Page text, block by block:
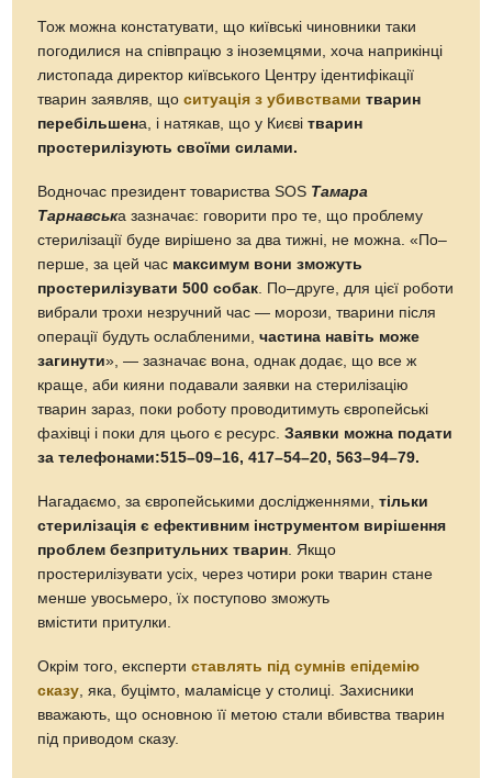
Тож можна констатувати, що київські чиновники таки
погодилися на співпрацю з іноземцями, хоча наприкінці
листопада директор київського Центру ідентифікації
тварин заявляв, щоситуація з убивствами тварин
перебільшена, і натякав, що у Києвітварин
простерилізують своїми силами.
Водночас президент товариства SOS Тамара
Тарнавська зазначає: говорити про те, що проблему
стерилізації буде вирішено за два тижні, не можна. «По–
перше, за цей час максимум вони зможуть
простерилізувати 500 собак . По–друге, для цієї роботи
вибрали трохи незручний час — морози, тварини після
операції будуть ослабленими,частина навіть може
загинути», — зазначає вона, однак додає, що все ж
краще, аби кияни подавали заявки на стерилізацію
тварин зараз, поки роботу проводитимуть європейські
фахівці і поки для цього є ресурс.Заявки можна подати
за телефонами:515–09–16, 417–54–20, 563–94–79.
Нагадаємо, за європейськими дослі­дженнями,тільки
стерилізація є ефективним інструментом вирішення
проблем безпритульних тварин . Якщо
простерилізувати усіх, через чотири роки тварин стане
менше увосьмеро, їх поступово зможуть
вмістити притулки.
Окрім того, експертиставлять під сумнів епідемію
сказу , яка, буцімто, маламісце у столиці. Захисники
вважають, що основною її метою стали вбивства тварин
під приводом сказу.